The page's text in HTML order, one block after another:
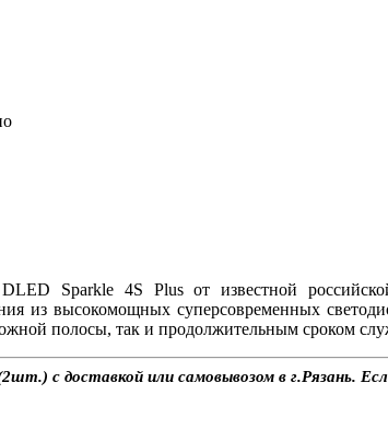
Sparkle 4S Plus от известной
из высокомощных суперсовременных
полосы, так и продолжительным сроком
с доставкой или самовывозом в г.Рязань.